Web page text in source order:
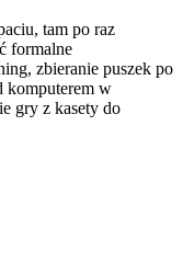
tam po raz
formalne
zbieranie puszek po
komputerem w
gry z kasety do